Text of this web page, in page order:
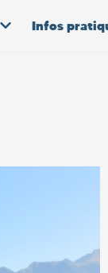
Infos